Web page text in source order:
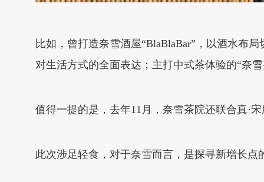
比如，曾打造奈雪酒屋“BlaBlaBar”，以酒水布
对生活方式的全面表达；主打中式茶体验的“奈
值得一提的是，去年11月，奈雪茶院还联合真·
此次涉足轻食，对于奈雪而言，是探寻新增长点